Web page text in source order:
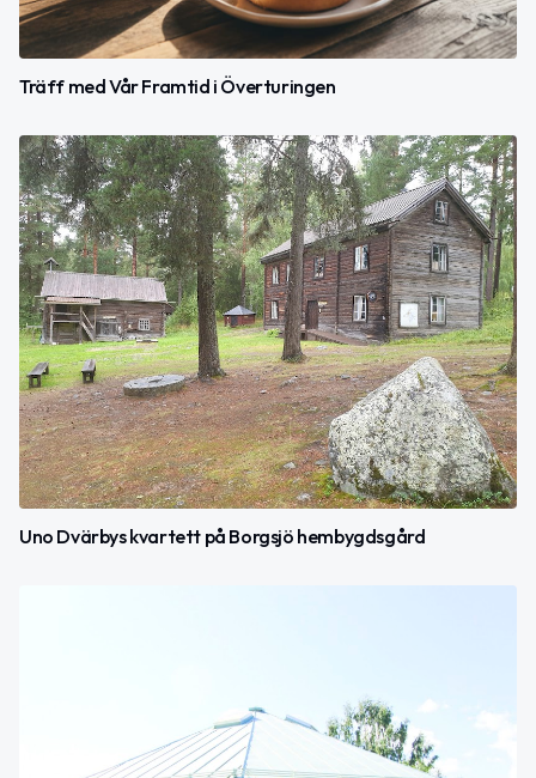
Träff med Vår Framtid i Överturingen
Uno Dvärbys kvartett på Borgsjö hembygdsgård